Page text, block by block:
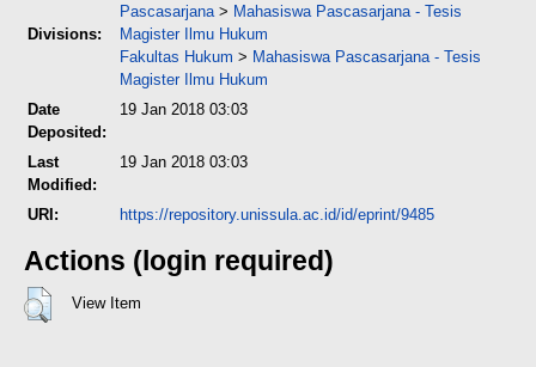
Divisions:
Pascasarjana > Mahasiswa Pascasarjana - Tesis
Magister Ilmu Hukum
Fakultas Hukum > Mahasiswa Pascasarjana - Tesis
Magister Ilmu Hukum
Date
Deposited:
19 Jan 2018 03:03
Last
Modified:
19 Jan 2018 03:03
URI: https://repository.unissula.ac.id/id/eprint/9485
Actions (login required)
View Item